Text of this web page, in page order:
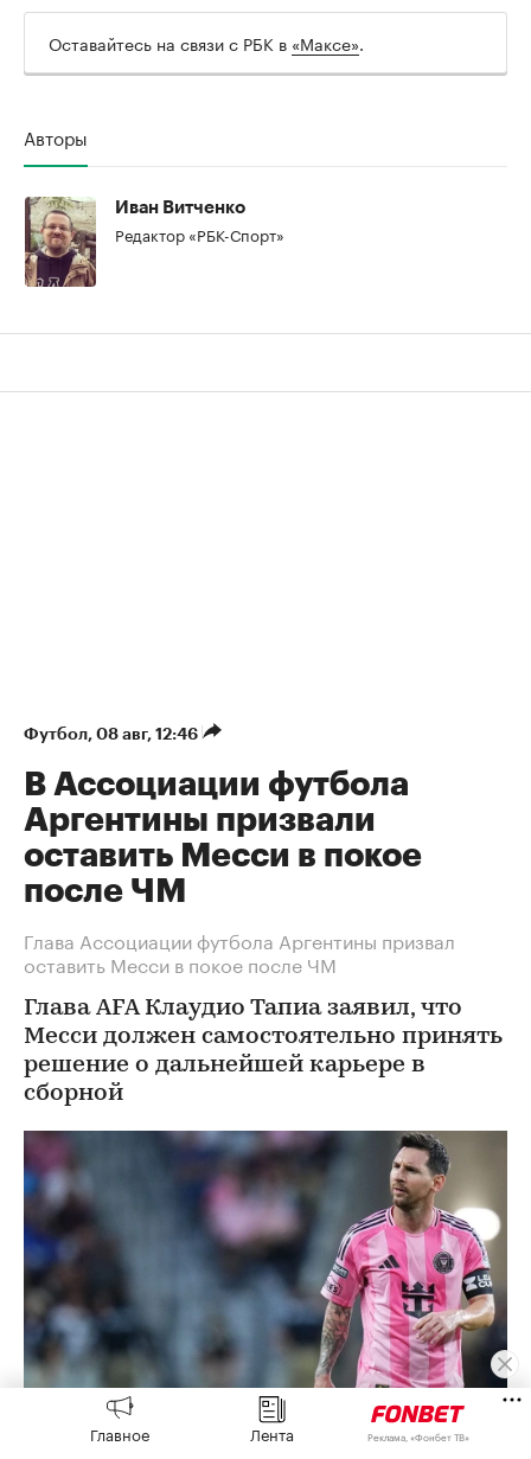
Оставайтесь на связи с РБК в «Максе».
Авторы
Иван Витченко
Редактор «РБК-Спорт»
Футбол⁠, 08 авг, 12:46
В Ассоциации футбола
Аргентины призвали
оставить Месси в покое
после ЧМ
Глава Ассоциации футбола Аргентины призвал
оставить Месси в покое после ЧМ
Глава AFA Клаудио Тапиа заявил, что
Месси должен самостоятельно принять
решение о дальнейшей карьере в
сборной
Главное Лента Реклама, «Фонбет ТВ»